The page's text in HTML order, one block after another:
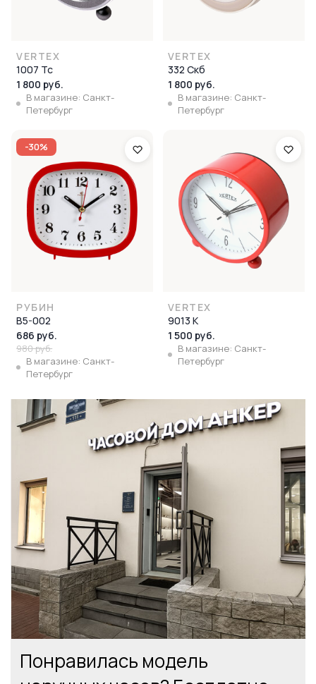
VERTEX
1007 Тс
1 800 руб.
В магазине: Санкт-
Петербург
VERTEX
332 Скб
1 800 руб.
В магазине: Санкт-
Петербург
-30%
РУБИН
В5-002
686 руб.
980 руб.
В магазине: Санкт-
Петербург
VERTEX
9013 К
1 500 руб.
В магазине: Санкт-
Петербург
Понравилась модель